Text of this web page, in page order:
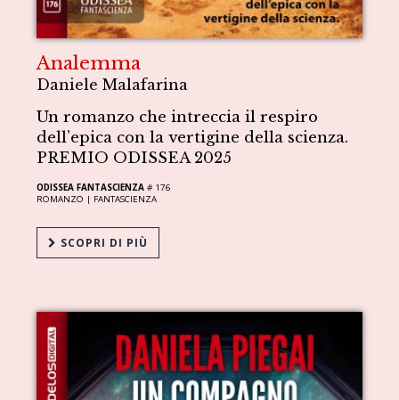
Analemma
Daniele Malafarina
Un romanzo che intreccia il respiro
dell’epica con la vertigine della scienza.
PREMIO ODISSEA 2025
ODISSEA FANTASCIENZA # 176
ROMANZO | FANTASCIENZA
SCOPRI DI PIÙ